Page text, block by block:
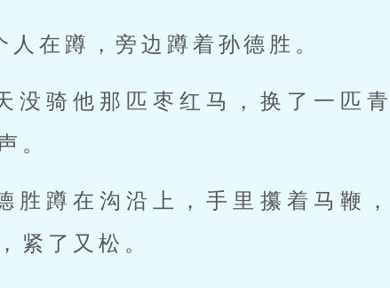
人在蹲，旁边蹲着孙德胜。
没骑他那匹枣红马，换了一匹
。
胜蹲在沟沿上，手里攥着马鞭
紧了又松。